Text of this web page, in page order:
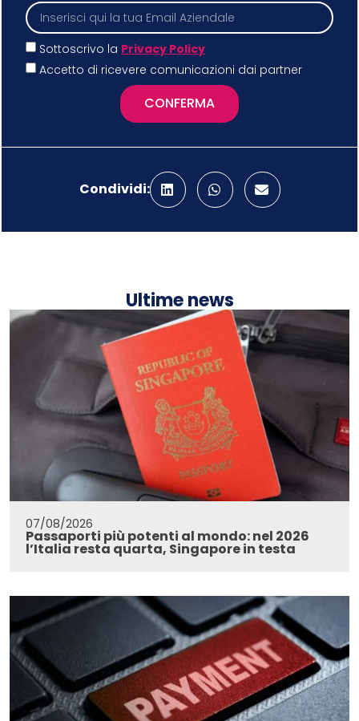
Sottoscrivo la Privacy Policy
Accetto di ricevere comunicazioni dai partner
CONFERMA
Condividi:
Ultime news
07/08/2026
Passaporti più potenti al mondo: nel 2026
l’Italia resta quarta, Singapore in testa